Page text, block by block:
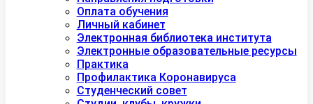
Оплата обучения
Личный кабинет
Электронная библиотека института
Электронные образовательные ресурсы
Практика
Профилактика Коронавируса
Студенческий совет